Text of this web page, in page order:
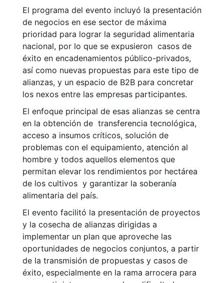
El programa del evento incluyó la presentación
de negocios en ese sector de máxima
prioridad para lograr la seguridad alimentaria
nacional, por lo que se expusieron casos de
éxito en encadenamientos público-privados,
así como nuevas propuestas para este tipo de
alianzas, y un espacio de B2B para concretar
los nexos entre las empresas participantes.
El enfoque principal de esas alianzas se centra
en la obtención de transferencia tecnológica,
acceso a insumos críticos, solución de
problemas con el equipamiento, atención al
hombre y todos aquellos elementos que
permitan elevar los rendimientos por hectárea
de los cultivos y garantizar la soberanía
alimentaria del país.
El evento facilitó la presentación de proyectos
y la cosecha de alianzas dirigidas a
implementar un plan que aproveche las
oportunidades de negocios conjuntos, a partir
de la transmisión de propuestas y casos de
éxito, especialmente en la rama arrocera para